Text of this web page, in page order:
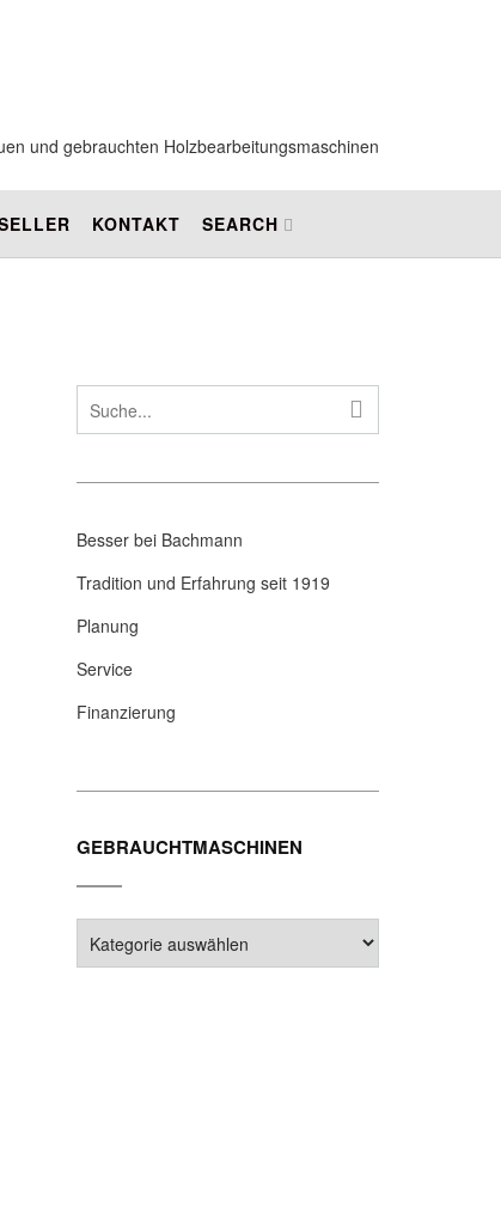
und gebrauchten Holzbearbeitungsmaschinen
KONTAKT SEARCH
Besser bei Bachmann
Tradition und Erfahrung seit 1919
Planung
Service
Finanzierung
GEBRAUCHTMASCHINEN